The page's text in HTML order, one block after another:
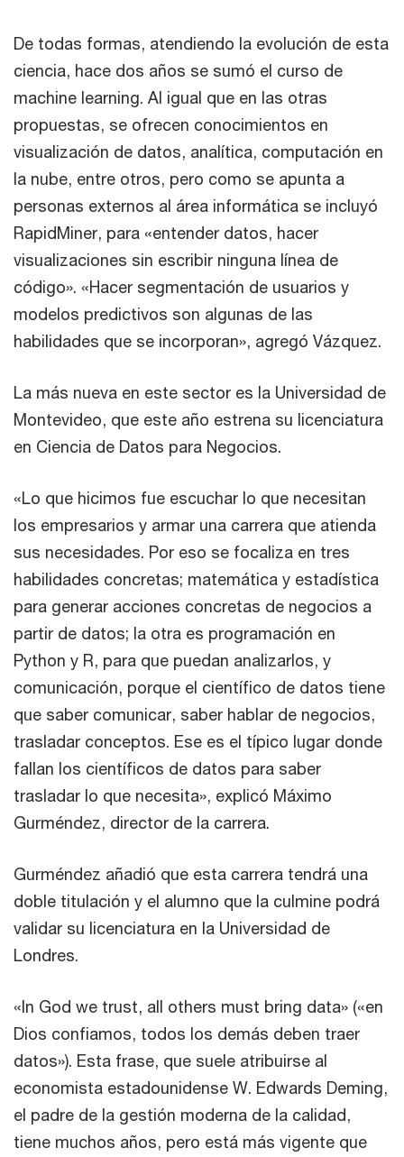
De todas formas, atendiendo la evolución de esta
ciencia, hace dos años se sumó el curso de
machine learning. Al igual que en las otras
propuestas, se ofrecen conocimientos en
visualización de datos, analítica, computación en
la nube, entre otros, pero como se apunta a
personas externos al área informática se incluyó
RapidMiner, para «entender datos, hacer
visualizaciones sin escribir ninguna línea de
código». «Hacer segmentación de usuarios y
modelos predictivos son algunas de las
habilidades que se incorporan», agregó Vázquez.
La más nueva en este sector es la Universidad de
Montevideo, que este año estrena su licenciatura
en Ciencia de Datos para Negocios.
«Lo que hicimos fue escuchar lo que necesitan
los empresarios y armar una carrera que atienda
sus necesidades. Por eso se focaliza en tres
habilidades concretas; matemática y estadística
para generar acciones concretas de negocios a
partir de datos; la otra es programación en
Python y R, para que puedan analizarlos, y
comunicación, porque el científico de datos tiene
que saber comunicar, saber hablar de negocios,
trasladar conceptos. Ese es el típico lugar donde
fallan los científicos de datos para saber
trasladar lo que necesita», explicó Máximo
Gurméndez, director de la carrera.
Gurméndez añadió que esta carrera tendrá una
doble titulación y el alumno que la culmine podrá
validar su licenciatura en la Universidad de
Londres.
«In God we trust, all others must bring data» («en
Dios confiamos, todos los demás deben traer
datos»). Esta frase, que suele atribuirse al
economista estadounidense W. Edwards Deming,
el padre de la gestión moderna de la calidad,
tiene muchos años, pero está más vigente que